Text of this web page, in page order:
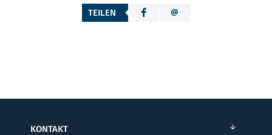
TEILEN
KONTAKT